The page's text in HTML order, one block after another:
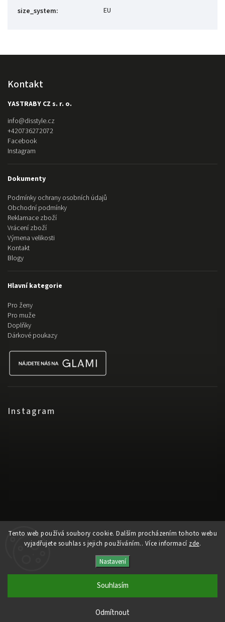
Tento web používá soubory cookie. Dalším procházením tohoto webu
vyjadřujete souhlas s jejich používáním.. Více informací zde.
Nastavení
Odmítnout
Souhlasím
size_system: EU
Kontakt
YASTRABY CZ s. r. o.
info@disstyle.cz
+420736272072
Facebook
Instagram
Dokumenty
Podmínky ochrany osobních údajů
Obchodní podmínky
Reklamace zboží
Vrácení zboží
Výmena velikosti
Kontakt
Blogy
Hlavní kategorie
Pro ženy
Pro muže
Doplňky
Dárkové poukazy
Instagram
Vytvořil Shoptet a
Copyright 2026www.disstyle.cz. Všechna práva vyhrazena.